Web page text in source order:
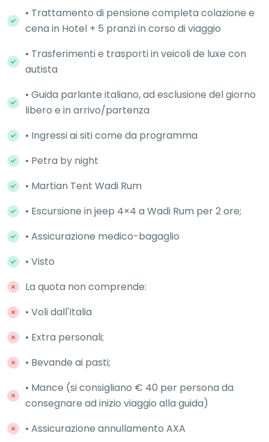
• Trattamento di pensione completa colazione e
cena in Hotel + 5 pranzi in corso di viaggio
• Trasferimenti e trasporti in veicoli de luxe con
autista
• Guida parlante italiano, ad esclusione del giorno
libero e in arrivo/partenza
• Ingressi ai siti come da programma
• Petra by night
• Martian Tent Wadi Rum
• Escursione in jeep 4×4 a Wadi Rum per 2 ore;
• Assicurazione medico-bagaglio
• Visto
La quota non comprende:
• Voli dall'Italia
• Extra personali;
• Bevande ai pasti;
• Mance (si consigliano € 40 per persona da
consegnare ad inizio viaggio alla guida)
• Assicurazione annullamento AXA